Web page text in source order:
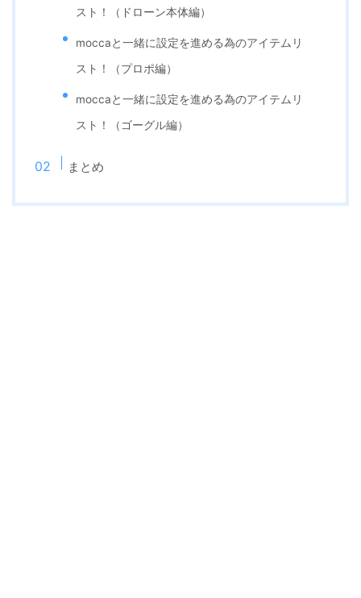
スト！（ドローン本体編）
moccaと一緒に設定を進める為のアイテムリ
スト！（プロポ編）
moccaと一緒に設定を進める為のアイテムリ
スト！（ゴーグル編）
まとめ